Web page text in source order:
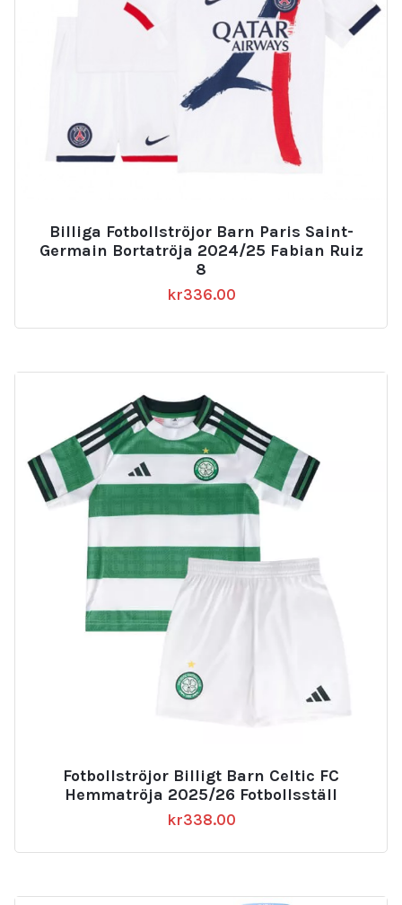
Billiga Fotbollströjor Barn Paris Saint-
Germain Bortatröja 2024/25 Fabian Ruiz
8
kr336.00
Fotbollströjor Billigt Barn Celtic FC
Hemmatröja 2025/26 Fotbollsställ
kr338.00